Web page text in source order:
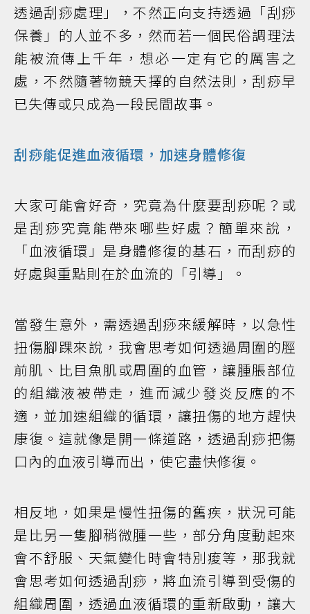
透過刮痧處理」，不然正向支持透過「刮痧
保養」的人並不多，然而若一個民俗調理法
能被流傳上千年，想必一定有它的厲害之
處，不然隨著物競天擇的自然法則，刮痧早
已失傳或只成為一段民間故事。
刮痧能促進血液循環，加速身體修復
大家可能會好奇，究竟為什麼要刮痧呢？或
是刮痧究竟能帶來哪些好處？簡單來說，
「血液循環」是身體修復的基石，而刮痧的
好處與重點則在於血流的「引導」。
當發生意外，需透過刮痧來緩解時，以急性
扭傷腳踝來說，我會思考如何透過周圍的脛
前肌、比目魚肌或周圍的血管，讓腫脹部位
的組織液被帶走，進而減少發炎反應的不
適，並加速組織的循環，讓扭傷的地方趕快
康復。這就像是開一條道路，透過刮痧把傷
口內的血液引導而出，使它盡快修復。
相反地，如果是慢性扭傷的舊疾，狀況可能
是比另一隻腳稍微腫一些，部分角度動起來
會不舒服、天氣變化時會特別痠等，那我就
會思考如何透過刮痧，將血流引導到受傷的
組織周圍，透過血液循環的重新啟動，讓大